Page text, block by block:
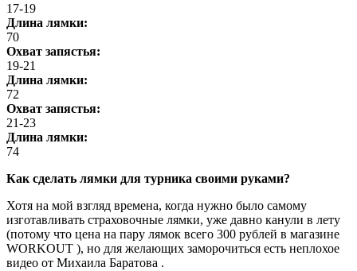
17-19
Длина лямки:
70
Охват запястья:
19-21
Длина лямки:
72
Охват запястья:
21-23
Длина лямки:
74
Как сделать лямки для турника своими руками?
Хотя на мой взгляд времена, когда нужно было самому
изготавливать страховочные лямки, уже давно канули в лету
(потому что цена на пару лямок всего 300 рублей в магазине
WORKOUT ), но для желающих заморочиться есть неплохое
видео от Михаила Баратова .